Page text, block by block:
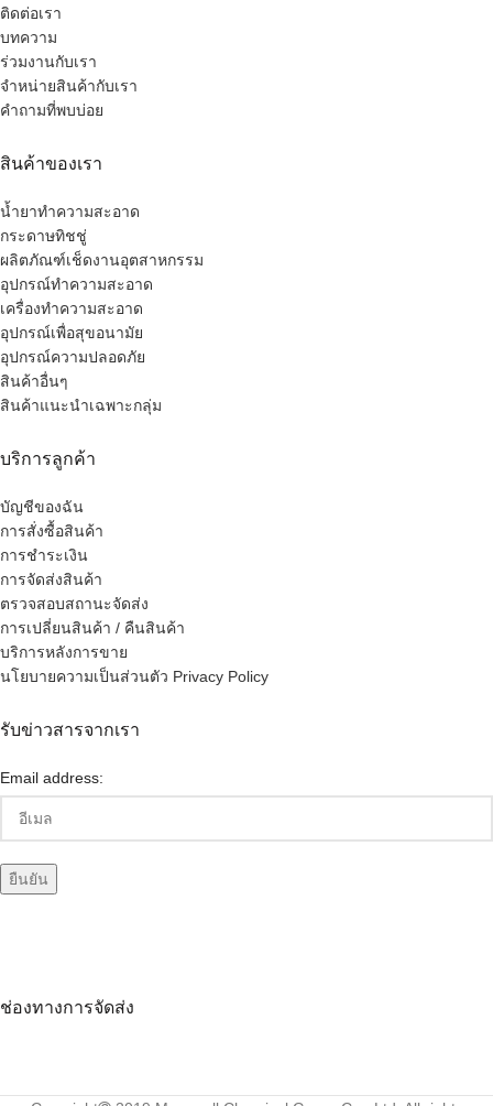
ติดต่อเรา
บทความ
ร่วมงานกับเรา
จำหน่ายสินค้ากับเรา
คำถามที่พบบ่อย
สินค้าของเรา
น้ำยาทำความสะอาด
กระดาษทิชชู่
ผลิตภัณฑ์เช็ดงานอุตสาหกรรม
อุปกรณ์ทำความสะอาด
เครื่องทำความสะอาด
อุปกรณ์เพื่อสุขอนามัย
อุปกรณ์ความปลอดภัย
สินค้าอื่นๆ
สินค้าแนะนำเฉพาะกลุ่ม
บริการลูกค้า
บัญชีของฉัน
การสั่งซื้อสินค้า
การชำระเงิน
การจัดส่งสินค้า
ตรวจสอบสถานะจัดส่ง
การเปลี่ยนสินค้า / คืนสินค้า
บริการหลังการขาย
นโยบายความเป็นส่วนตัว Privacy Policy
รับข่าวสารจากเรา
Email address:
ช่องทางการจัดส่ง